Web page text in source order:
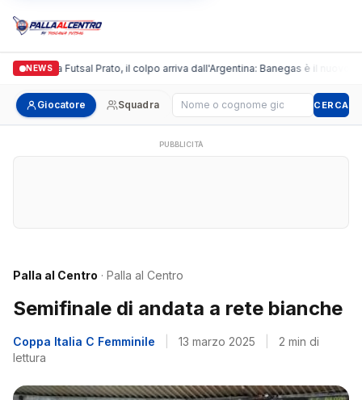
NEWS
Italgronda Futsal Prato, il colpo arriva dall'Argentina: Banegas è il nuovo
Giocatore Squadra Cerca giocatore CERCA
PUBBLICITÀ
Palla al Centro · Palla al Centro
Semifinale di andata a rete bianche
Coppa Italia C Femminile 13 marzo 2025
2 min di
lettura